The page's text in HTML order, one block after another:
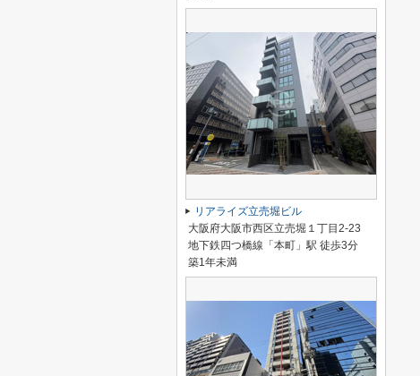
リアライズ立売堀ビル
大阪府大阪市西区立売堀１丁目2-23
地下鉄四つ橋線「本町」駅 徒歩3分
築1年未満